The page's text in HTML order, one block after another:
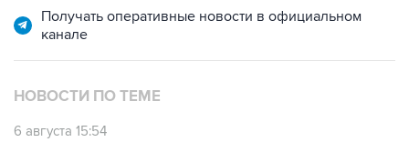
Получать оперативные новости в официальном
канале
НОВОСТИ ПО ТЕМЕ
6 августа 15:54